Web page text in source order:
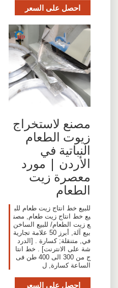
احصل على السعر
مصنع لاستخراج
زيوت الطعام
النباتية في
الأردن | مورد
معصرة زيت
الطعام
للبيع خط انتاج زيت طعام للب
يع خط انتاج زيت طعام, مصن
ع زيت الطعام/ للبيع الساخن
بيع آلة, أبرز 50 علامة تجارية
في, متنقلة; كسارة . [الدرد
شة على الانترنت] . خط انتا
ج من 300 الى 400 طن فى
الساعة كسارة, ل
احصل على السعر